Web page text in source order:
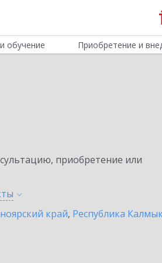
обучение Приобретение и
приобретение или
край, Республика